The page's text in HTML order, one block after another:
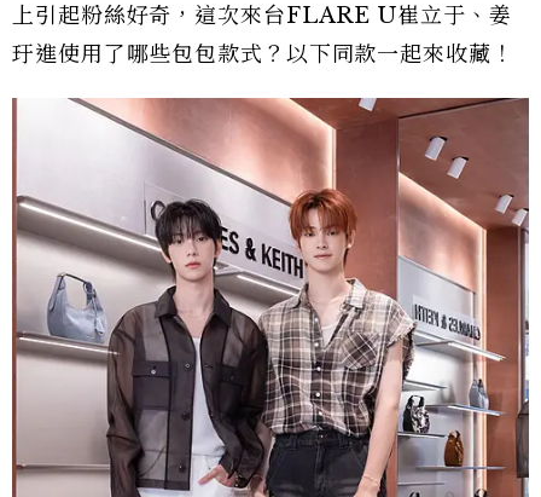
上引起粉絲好奇，這次來台FLARE U崔立于、姜
玗進使用了哪些包包款式？以下同款一起來收藏！